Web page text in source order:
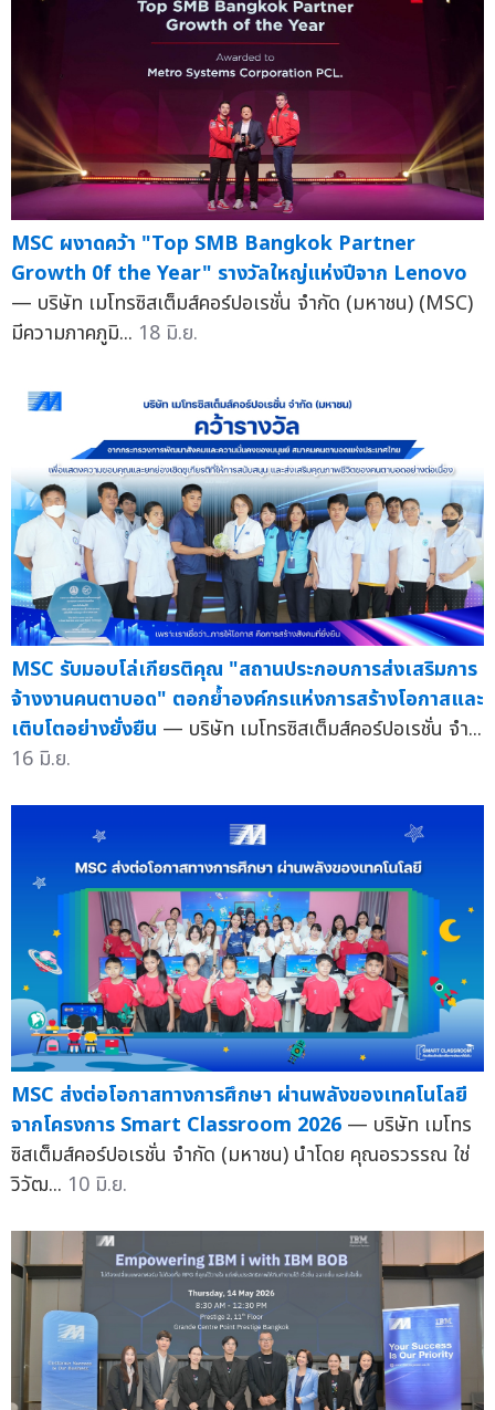
MSC ผงาดคว้า "Top SMB Bangkok Partner
Growth 0f the Year" รางวัลใหญ่แห่งปีจาก Lenovo
— บริษัท เมโทรซิสเต็มส์คอร์ปอเรชั่น จำกัด (มหาชน) (MSC)
มีความภาคภูมิ... 18 มิ.ย.
MSC รับมอบโล่เกียรติคุณ "สถานประกอบการส่งเสริมการ
จ้างงานคนตาบอด" ตอกย้ำองค์กรแห่งการสร้างโอกาสและ
เติบโตอย่างยั่งยืน — บริษัท เมโทรซิสเต็มส์คอร์ปอเรชั่น จำ...
16 มิ.ย.
MSC ส่งต่อโอกาสทางการศึกษา ผ่านพลังของเทคโนโลยี
จากโครงการ Smart Classroom 2026 — บริษัท เมโทร
ซิสเต็มส์คอร์ปอเรชั่น จำกัด (มหาชน) นำโดย คุณอรวรรณ ใช่
วิวัฒ... 10 มิ.ย.